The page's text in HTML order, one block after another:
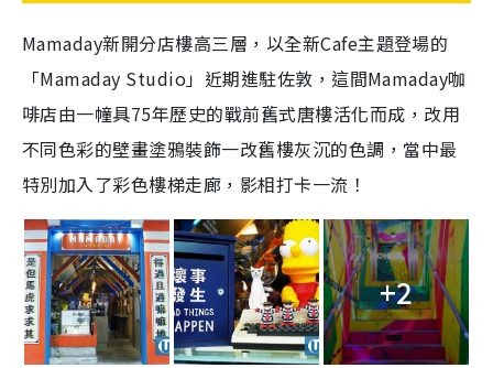
Mamaday新開分店樓高三層，以全新Cafe主題登場的
「Mamaday Studio」近期進駐佐敦，這間Mamaday咖
啡店由一幢具75年歷史的戰前舊式唐樓活化而成，改用
不同色彩的壁畫塗鴉裝飾一改舊樓灰沉的色調，當中最
特別加入了彩色樓梯走廊，影相打卡一流！
+2